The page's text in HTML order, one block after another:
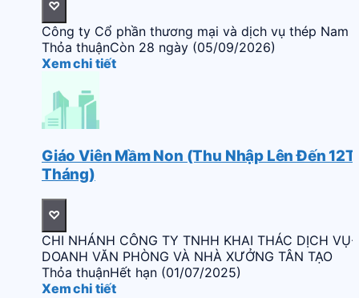
♡
Công ty Cổ phần thương mại và dịch vụ thép Nam
Thỏa thuậnCòn 28 ngày (05/09/2026)
Xem chi tiết
Giáo Viên Mầm Non (Thu Nhập Lên Đến
Tháng)
♡
CHI NHÁNH CÔNG TY TNHH KHAI THÁC DỊCH VỤ-
DOANH VĂN PHÒNG VÀ NHÀ XƯỞNG TÂN TẠO
Thỏa thuậnHết hạn (01/07/2025)
Xem chi tiết